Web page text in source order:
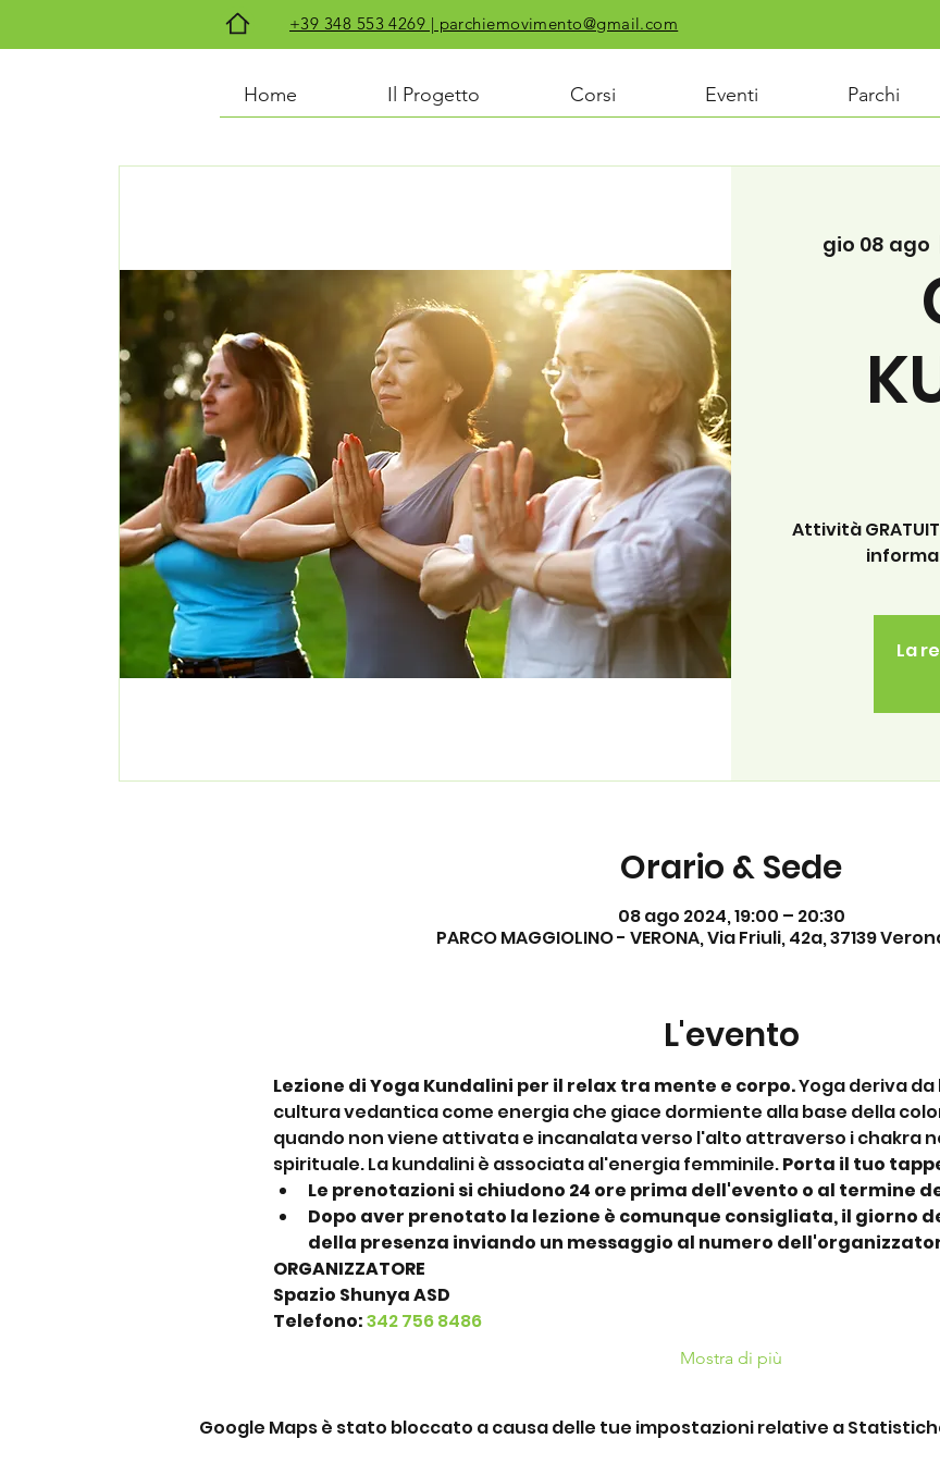
+39 348 553 4269 | parchiemovimento@gmail.com
Home Il Progetto Corsi Eventi Parchi
gio 08 ago
Attività
La
Orario & Sede
08 ago 2024, 19:00 – 20:30
PARCO MAGGIOLINO - VERONA, Via Friuli, 42a, 37139
L'evento
Lezione di Yoga Kundalini per il relax tra mente e corpo. Yoga deriva
cultura vedantica come energia che giace dormiente alla base della
quando non viene attivata e incanalata verso l'alto attraverso i chakra
spirituale. La kundalini è associata al'energia femminile. Porta il tuo
Le prenotazioni si chiudono 24 ore prima dell'evento o al termine
Dopo aver prenotato la lezione è comunque consigliata, il giorno
della presenza inviando un messaggio al numero
ORGANIZZATORE
Spazio Shunya ASD
Telefono: 342 756 8486
Mostra di più
Google Maps è stato bloccato a causa delle tue impostazioni relative a